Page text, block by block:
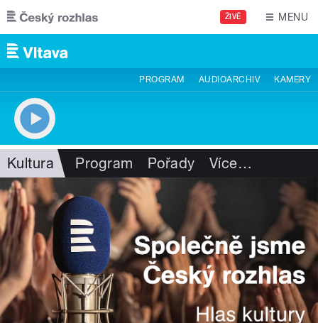
Přejít k hlavnímu obsahu
ŽIVĚ MENU
PROGRAM AUDIOARCHIV KAMERY
Kultura Program Pořady Více…